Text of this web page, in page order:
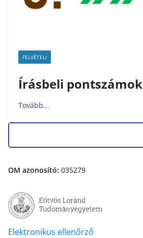
FELVÉTELI
Írásbeli pontszámok
OM azonosító: 035279
Elektronikus ellenőrző